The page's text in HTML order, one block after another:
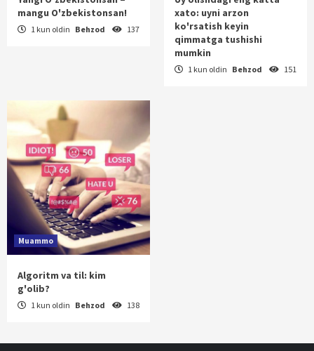
mangu O'zbekistonsan!
1 kun oldin Behzod 137
xato: uyni arzon
ko'rsatish keyin
qimmatga tushishi
mumkin
1 kun oldin Behzod 151
Muammo
Algoritm va til: kim
g'olib?
1 kun oldin Behzod 138